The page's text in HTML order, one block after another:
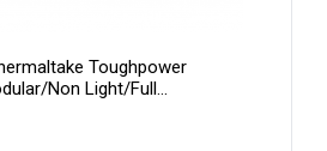
Toughpower
Non Light/Full
Titanium/EU/100% JP CAP/All F